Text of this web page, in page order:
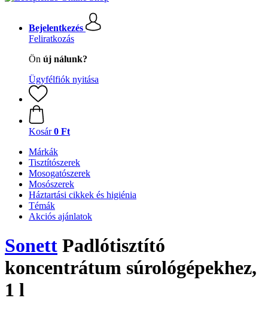
Bejelentkezés
Feliratkozás
Ön új nálunk?
Ügyfélfiók nyitása
Kosár 0 Ft
Márkák
Tisztítószerek
Mosogatószerek
Mosószerek
Háztartási cikkek és higiénia
Témák
Akciós ajánlatok
Sonett Padlótisztító
koncentrátum súrológépekhez,
1 l